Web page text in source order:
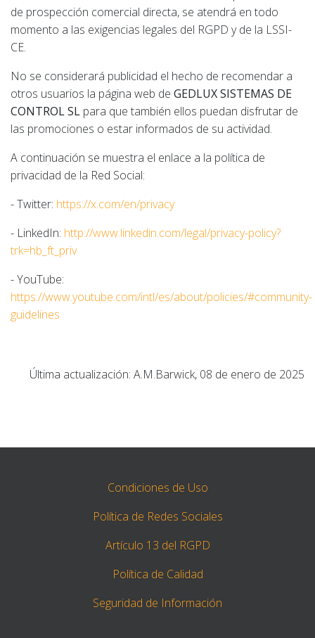
de prospección comercial directa, se atendrá en todo
momento a las exigencias legales del RGPD y de la LSSI-
CE.
No se considerará publicidad el hecho de recomendar a
otros usuarios la página web de GEDLUX SISTEMAS DE
CONTROL SL para que también ellos puedan disfrutar de
las promociones o estar informados de su actividad.
A continuación se muestra el enlace a la política de
privacidad de la Red Social:
- Twitter: https://x.com/en/privacy
- LinkedIn: http://www.linkedin.com/legal/privacy-policy?
trk=hb_ft_priv
- YouTube:
https://www.youtube.com/intl/es/about/policies/#community-
guidelines
Última actualización: A.M.Barwick, 08 de enero de 2025
Condiciones de Uso
Política de Redes Sociales
Artículo 13 del RGPD
Política de Calidad
Seguridad de Información